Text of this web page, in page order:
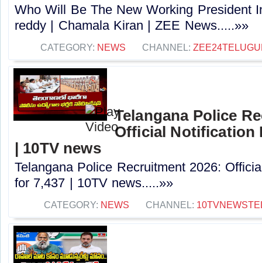
Who Will Be The New Working President
reddy | Chamala Kiran | ZEE News.....»»
CATEGORY: NEWS CHANNEL:
Telangana Police
Official Notification
| 10TV news
Telangana Police Recruitment 2026:
for 7,437 | 10TV news.....»»
CATEGORY: NEWS CHANNEL: